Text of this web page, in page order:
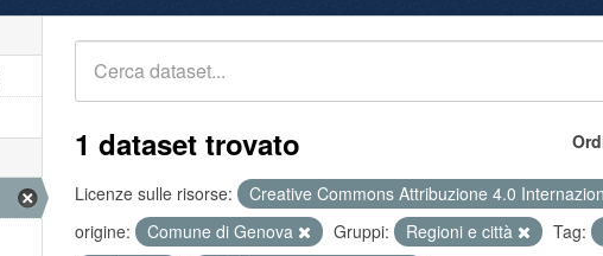
1 dataset trovato
Licenze sulle risorse: Creative Commons Attribuzione 4.0
origine:
Comune di Genova Gruppi: Regioni e città Tag: